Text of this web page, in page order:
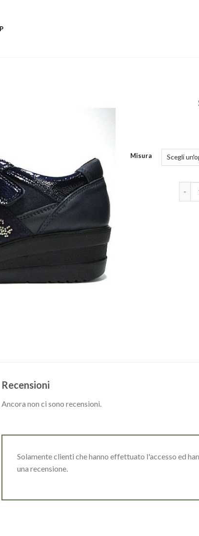
Misura
Recensioni
Ancora non ci sono recensioni.
Solamente clienti che hanno effettuato l'accesso ed
una recensione.